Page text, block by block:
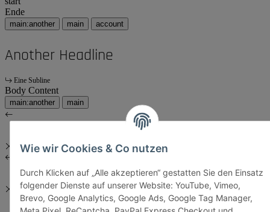
Wie wir Cookies & Co nutzen
Durch Klicken auf „Alle akzeptieren“ gestatten Sie den Einsatz
folgender Dienste auf unserer Website: YouTube, Vimeo,
Brevo, Google Analytics, Google Ads, Google Tag Manager,
Ende
main:another main account
Another Headline
Eine Subline
Body Content
main:another main